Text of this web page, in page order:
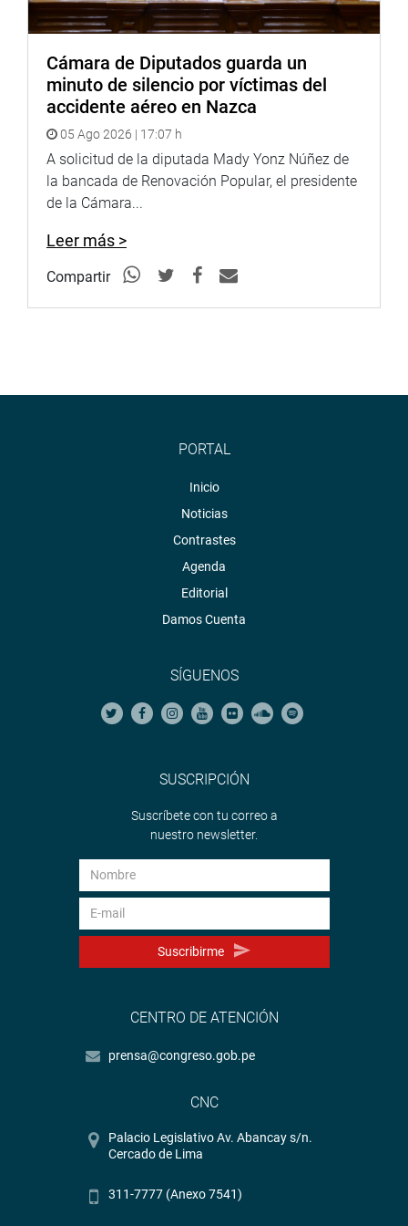
INSTITUCIONAL
Cámara de Diputados guarda un
minuto de silencio por víctimas del
accidente aéreo en Nazca
05 Ago 2026 | 17:07 h
A solicitud de la diputada Mady Yonz Núñez de
la bancada de Renovación Popular, el presidente
de la Cámara...
Leer más >
Compartir
PORTAL
Inicio
Noticias
Contrastes
Agenda
Editorial
Damos Cuenta
SÍGUENOS
SUSCRIPCIÓN
Suscríbete con tu correo a
nuestro newsletter.
Suscribirme
CENTRO DE ATENCIÓN
prensa@congreso.gob.pe
CNC
Palacio Legislativo Av. Abancay s/n.
Cercado de Lima
311-7777 (Anexo 7541)